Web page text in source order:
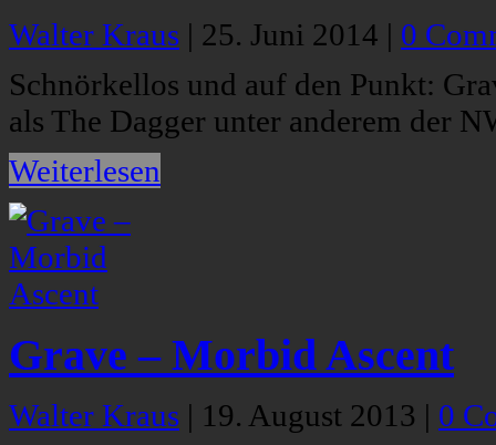
Walter Kraus | 25. Juni 2014 | 0
Schnörkellos und auf den Punkt:
als The Dagger unter anderem der
Weiterlesen
Grave – Morbid Ascent
Walter Kraus | 19. August 2013 | 0